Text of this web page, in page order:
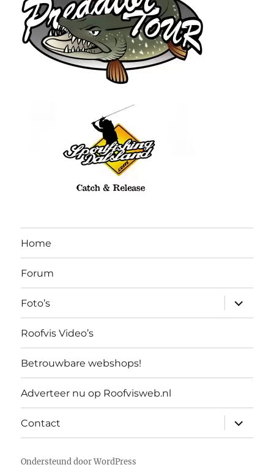
Home
Forum
Foto’s
Roofvis Video’s
Betrouwbare webshops!
Adverteer nu op Roofvisweb.nl
Contact
Ondersteund door WordPress